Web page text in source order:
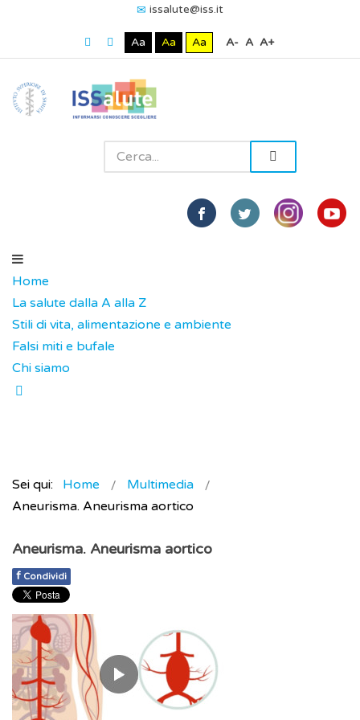
issalute@iss.it
Aa Aa Aa A- A A+
Home
La salute dalla A alla Z
Stili di vita, alimentazione e ambiente
Falsi miti e bufale
Chi siamo
Sei qui: Home
Multimedia
Aneurisma. Aneurisma aortico
Aneurisma. Aneurisma aortico
f Condividi